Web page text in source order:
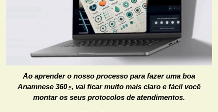
Ao aprender o nosso processo para fazer uma boa
Anamnese 360⍛, vai ficar muito mais claro e fácil você
montar os seus protocolos de atendimentos.